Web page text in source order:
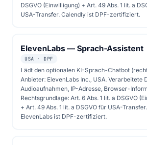
Solarenergie und
Wärmepumpen:
perfekte
klimaneutrales
DSGVO (Einwilligung) + Art. 49 Abs. 1 lit. a
USA-Transfer. Calendly ist DPF-zertifiziert.
ElevenLabs — Sprach-Assistent
USA · DPF
Lädt den optionalen KI-Sprach-Chatbot
Anbieter: ElevenLabs Inc., USA. Verarbeitete
Audioaufnahmen, IP-Adresse, Browser-
Rechtsgrundlage: Art. 6 Abs. 1 lit. a DSGVO
+ Art. 49 Abs. 1 lit. a DSGVO für USA-Transfer.
ElevenLabs ist DPF-zertifiziert.